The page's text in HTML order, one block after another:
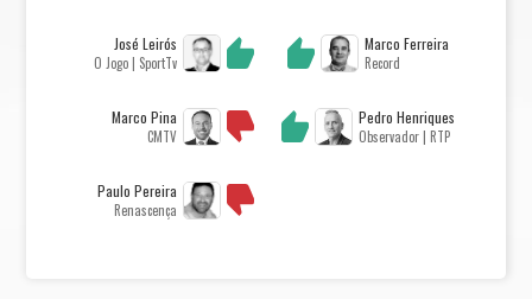
José Leirós
O Jogo | SportTv
Marco Ferreira
Record
Marco Pina
CMTV
Pedro Henriques
Observador | RTP
Paulo Pereira
Renascença